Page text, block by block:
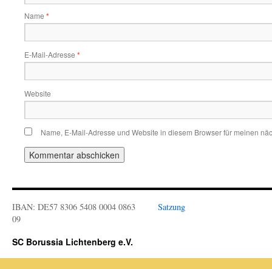
Name *
E-Mail-Adresse *
Website
Name, E-Mail-Adresse und Website in diesem Browser für meinen
IBAN: DE57 8306 5408 0004 0863
09
Satzung
SC Borussia Lichtenberg e.V.